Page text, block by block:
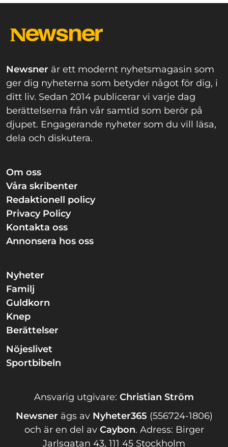
Newsner är ett modernt nyhetsmagasin som
ger dig nyheterna som betyder något för dig, i
ditt liv. Sedan 2014 publicerar vi varje dag
berättelserna från vår samtid som berör på
djupet. Engagerande nyheter som du vill läsa,
dela och diskutera.
Om oss
Våra skribenter
Redaktionell policy
Privacy Policy
Kontakta oss
Annonsera hos oss
Nyheter
Familj
Guldkorn
Knep
Berättelser
Nöjeslivet
Sportbibeln
Ansvarig utgivare: Christian Ström
Newsner ägs av Nyheter365 (556724-1806)
och är en del av Caybon. Adress: Birger
Jarlsgatan 43, 111 45 Stockholm